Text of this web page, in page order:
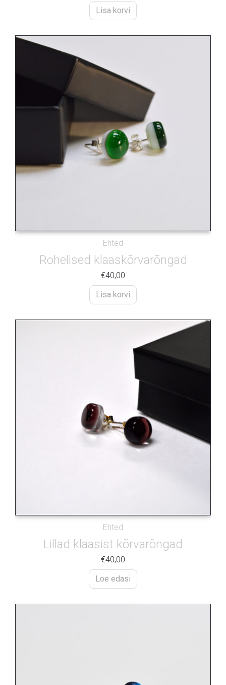
Lisa korvi
Ehted
Rohelised klaaskõrvarõngad
€40,00
Lisa korvi
Ehted
Lillad klaasist kõrvarõngad
€40,00
Loe edasi